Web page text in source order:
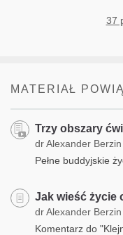
37
MATERIAŁ
Trzy obszary
dr Alexander Berzin
Pełne buddyjskie
Jak wieść życie
dr Alexander Berzin
Komentarz do